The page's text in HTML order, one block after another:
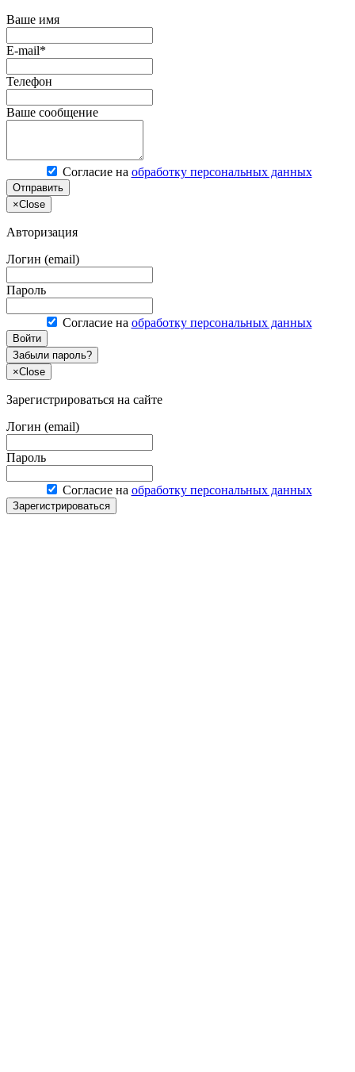
Ваше имя
E-mail*
Телефон
Ваше сообщение
Согласие на обработку персональных данных
Отправить
×Close
Авторизация
Логин (email)
Пароль
Согласие на обработку персональных данных
Войти
Забыли пароль?
×Close
Зарегистрироваться на сайте
Логин (email)
Пароль
Согласие на обработку персональных данных
Зарегистрироваться